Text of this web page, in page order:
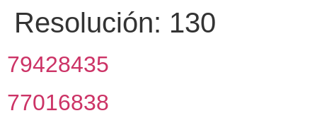
Resolución: 130
79428435
77016838